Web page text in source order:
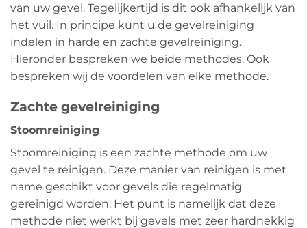
van uw gevel. Tegelijkertijd is dit ook afhankelijk van
het vuil. In principe kunt u de gevelreiniging
indelen in harde en zachte gevelreiniging.
Hieronder bespreken we beide methodes. Ook
bespreken wij de voordelen van elke methode.
Zachte gevelreiniging
Stoomreiniging
Stoomreiniging is een zachte methode om uw
gevel te reinigen. Deze manier van reinigen is met
name geschikt voor gevels die regelmatig
gereinigd worden. Het punt is namelijk dat deze
methode niet werkt bij gevels met zeer hardnekkig